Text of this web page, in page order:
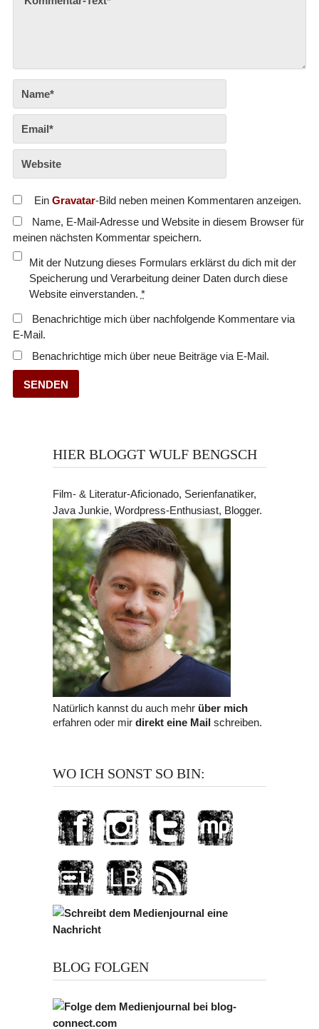
Ein Gravatar-Bild neben meinen Kommentaren anzeigen.
Name, E-Mail-Adresse und Website in diesem Browser für
meinen nächsten Kommentar speichern.
Mit der Nutzung dieses Formulars erklärst du dich mit der
Speicherung und Verarbeitung deiner Daten durch diese
Website einverstanden. *
Benachrichtige mich über nachfolgende Kommentare via
E-Mail.
Benachrichtige mich über neue Beiträge via E-Mail.
HIER BLOGGT WULF BENGSCH
Film- & Literatur-Aficionado, Serienfanatiker,
Java Junkie, Wordpress-Enthusiast, Blogger.
Natürlich kannst du auch mehr über mich
erfahren oder mir direkt eine Mail schreiben.
WO ICH SONST SO BIN:
BLOG FOLGEN